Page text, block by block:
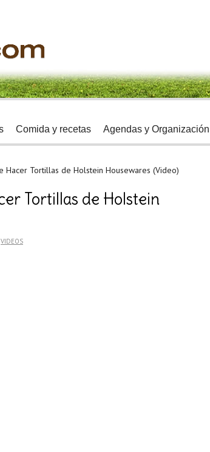
Comida y recetas Agendas y Organización
Hacer Tortillas de Holstein Housewares (Video)
Tortillas de Holstein
VIDEOS